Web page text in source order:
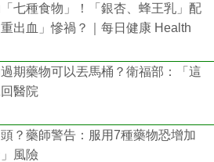
七種食物」！「銀杏、蜂王乳」配
重出血」慘禍？｜每日健康 Health
期藥物可以丟馬桶？衛福部：「這
醫院
？藥師警告：服用7種藥物恐增加
風險